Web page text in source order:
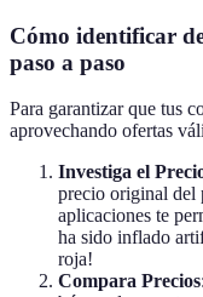
Cómo identificar
paso a paso
Para garantizar que tus
aprovechando ofertas
Investiga el
precio original del
aplicaciones te
ha sido inflado
roja!
Compara Precios